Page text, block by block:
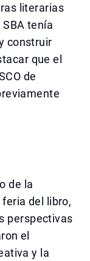
literarias
tenía
construir
que el
de
de la
del libro,
perspectivas
el
y la